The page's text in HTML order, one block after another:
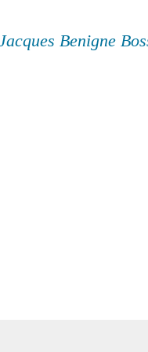
Benigne